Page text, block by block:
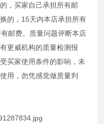
，买家自己承担所有邮
的，15天内本店承担所有
邮费。质量问题评断本店
更威机构的质量检测报
买家使用条件的影响，未
用，勿凭感觉做质量判